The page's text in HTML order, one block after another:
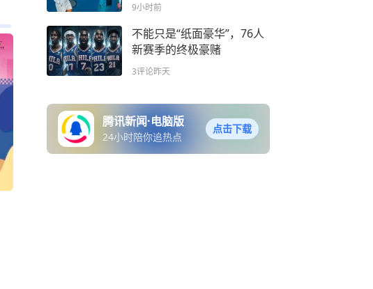
9小时前
不能只是“纸面豪华”，76人
新赛季的终极豪赌
3评论昨天
腾讯新闻·电脑版
24小时陪你追热点
点击下载